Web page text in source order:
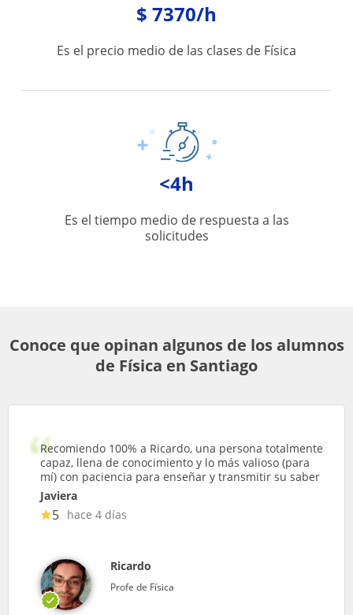
$ 7370/h
Es el precio medio de las clases de Física
<4h
Es el tiempo medio de respuesta a las
solicitudes
Conoce que opinan algunos de los alumnos
de Física en Santiago
Recomiendo 100% a Ricardo, una persona totalmente
capaz, llena de conocimiento y lo más valioso (para
mí) con paciencia para enseñar y transmitir su saber
Javiera
5 hace 4 días
Ricardo
Profe de Física